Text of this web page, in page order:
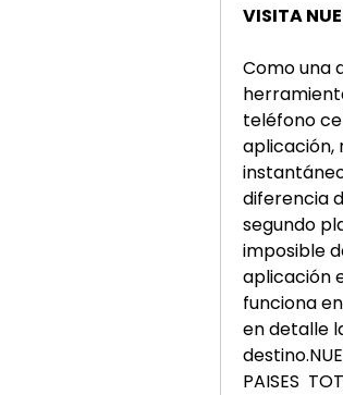
VISITA
Como una
teléfono
aplicación,
diferencia
segundo
imposible
aplicación
funciona
en detalle
PAISES